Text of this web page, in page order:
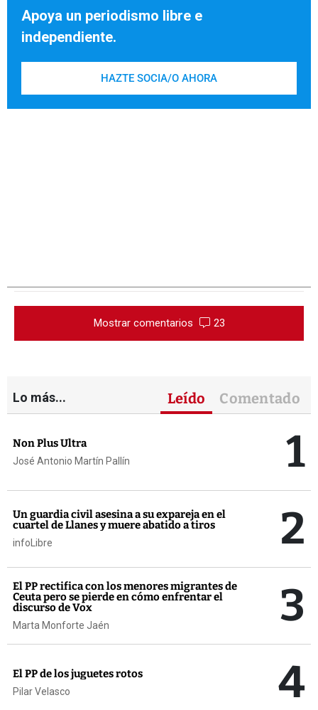
Apoya un periodismo libre e
independiente.
HAZTE SOCIA/O AHORA
Mostrar comentarios 23
Lo más... Leído Comentado
Non Plus Ultra
José Antonio Martín Pallín 1
Un guardia civil asesina a su expareja en el
cuartel de Llanes y muere abatido a tiros
infoLibre 2
El PP rectifica con los menores migrantes de
Ceuta pero se pierde en cómo enfrentar el
discurso de Vox
Marta Monforte Jaén 3
El PP de los juguetes rotos
Pilar Velasco 4